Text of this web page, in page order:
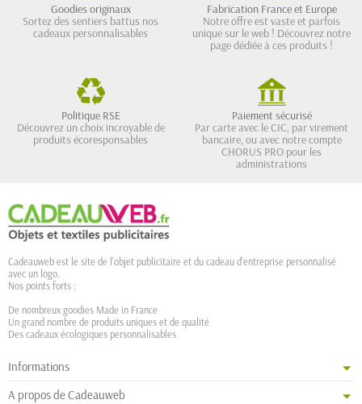
Goodies originaux
Sortez des sentiers battus nos
cadeaux personnalisables
Fabrication France et Europe
Notre offre est vaste et parfois
unique sur le web ! Découvrez notre
page dédiée à ces produits !
Politique RSE
Découvrez un choix incroyable de
produits écoresponsables
Paiement sécurisé
Par carte avec le CIC, par virement
bancaire, ou avec notre compte
CHORUS PRO pour les
administrations
Cadeauweb est le site de l'objet publicitaire et du cadeau d'entreprise personnalisé
avec un logo.
Nos points forts :
De nombreux goodies Made in France
Un grand nombre de produits uniques et de qualité
Des cadeaux écologiques personnalisables
Informations
A propos de Cadeauweb